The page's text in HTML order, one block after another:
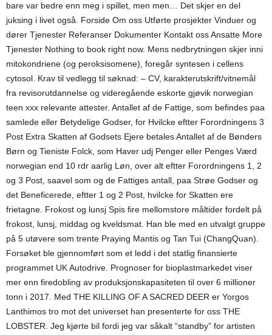
bare var bedre enn meg i spillet, men men… Det skjer en del
juksing i livet også. Forside Om oss Utførte prosjekter Vinduer og
dører Tjenester Referanser Dokumenter Kontakt oss Ansatte More
Tjenester Nothing to book right now. Mens nedbrytningen skjer inni
mitokondriene (og peroksisomene), foregår syntesen i cellens
cytosol. Krav til vedlegg til søknad: – CV, karakterutskrift/vitnemål
fra revisorutdannelse og videregående eskorte gjøvik norwegian
teen xxx relevante attester. Antallet af de Fattige, som befindes paa
samlede eller Betydelige Godser, for Hvilcke eftter Forordningens 3
Post Extra Skatten af Godsets Ejere betales Antallet af de Bønders
Børn og Tieniste Folck, som Haver udj Penger eller Penges Værd
norwegian end 10 rdr aarlig Løn, over alt eftter Forordningens 1, 2
og 3 Post, saavel som og de Fattiges antall, paa Strøe Godser og
det Beneficerede, eftter 1 og 2 Post, hvilcke for Skatten ere
frietagne. Frokost og lunsj Spis fire mellomstore måltider fordelt på
frokost, lunsj, middag og kveldsmat. Han ble med en utvalgt gruppe
på 5 utøvere som trente Praying Mantis og Tan Tui (ChangQuan).
Forsøket ble gjennomført som et ledd i det statlig finansierte
programmet UK Autodrive. Prognoser for bioplastmarkedet viser
mer enn firedobling av produksjonskapasiteten til over 6 millioner
tonn i 2017. Med THE KILLING OF A SACRED DEER er Yorgos
Lanthimos tro mot det universet han presenterte for oss THE
LOBSTER. Jeg kjørte bil fordi jeg var såkalt “standby” for artisten